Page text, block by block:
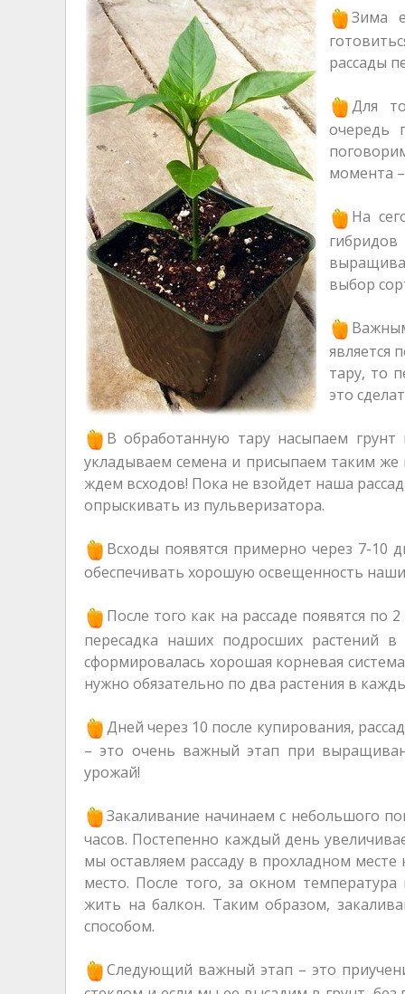
Зима
рассады
Для
очередь
момента
На
выбор
является
тару, то
это
В обработанную тару насыпаем
укладываем семена и присыпаем таким же
ждем всходов! Пока не взойдет наша
опрыскивать из пульверизатора.
Всходы появятся примерно через 7-10
обеспечивать хорошую освещенность
После того как на рассаде появятся по
пересадка наших подросших растений
сформировалась хорошая корневая
нужно обязательно по два растения в
Дней через 10 после купирования,
– это очень важный этап при
урожай!
Закаливание начинаем с небольшого
часов. Постепенно каждый день
мы оставляем рассаду в прохладном
место. После того, за окном
жить на балкон. Таким образом,
способом.
Следующий важный этап – это